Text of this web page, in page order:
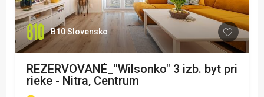
B10 Slovensko
REZERVOVANÉ_"Wilsonko" 3 izb. byt pri
rieke - Nitra, Centrum